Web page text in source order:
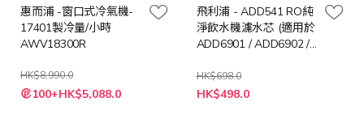
惠而浦 -窗口式冷氣機-
17401製冷量/小時
AWV18300R
HK$8,990.0
特
殊 100+HK$5,088.0
飛利浦 - ADD541 RO純
淨飲水機濾水芯 (適用於
ADD6901 / ADD6902 /
HK$698.0
特
殊
HK$498.0